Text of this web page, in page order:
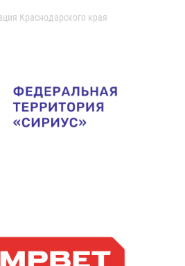
Краснодарского края